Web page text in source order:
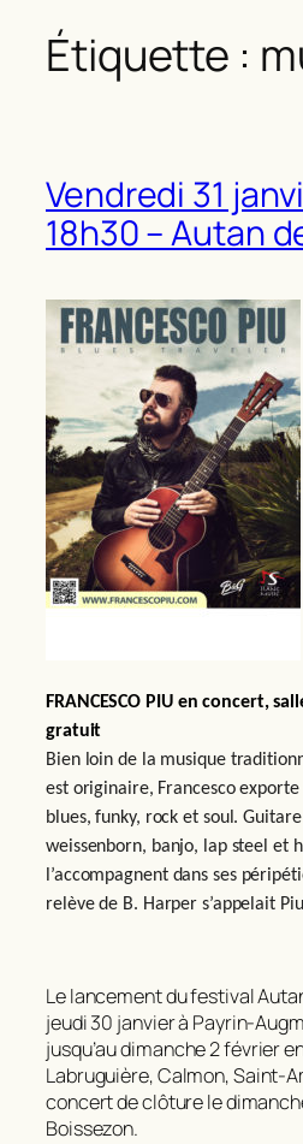
Étiquette :
Vendredi 31
18h30 – Autan
FRANCESCO PIU en concert,
gratuit
Bien loin de la musique
est originaire, Francesco
blues, funky, rock et soul.
weissenborn, banjo, lap steel et
l’accompagnent dans ses
relève de B. Harper s’appelait
Le lancement du festival
jeudi 30 janvier à Payrin-
jusqu’au dimanche 2 février
Labruguière, Calmon, Saint-
concert de clôture le
Boissezon.